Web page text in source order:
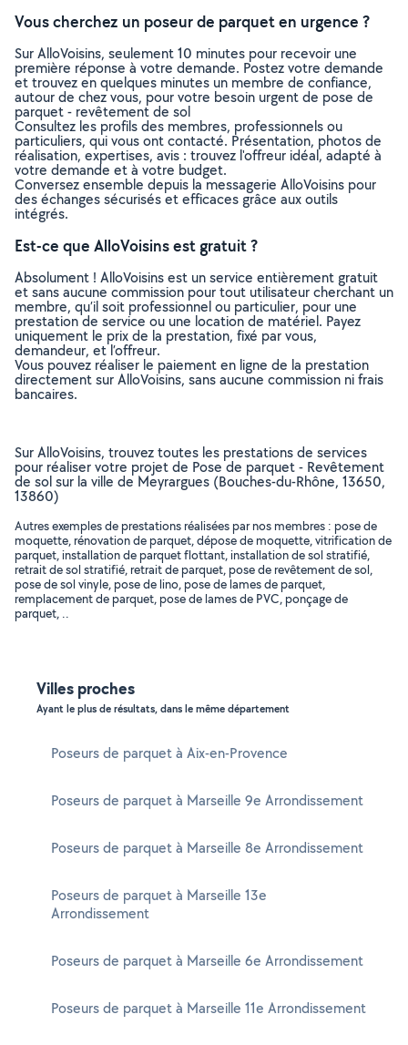
Vous cherchez un poseur de parquet en urgence ?
Sur AlloVoisins, seulement 10 minutes pour recevoir une
première réponse à votre demande. Postez votre demande
et trouvez en quelques minutes un membre de confiance,
autour de chez vous, pour votre besoin urgent de pose de
parquet - revêtement de sol
Consultez les profils des membres, professionnels ou
particuliers, qui vous ont contacté. Présentation, photos de
réalisation, expertises, avis : trouvez l'offreur idéal, adapté à
votre demande et à votre budget.
Conversez ensemble depuis la messagerie AlloVoisins pour
des échanges sécurisés et efficaces grâce aux outils
intégrés.
Est-ce que AlloVoisins est gratuit ?
Absolument ! AlloVoisins est un service entièrement gratuit
et sans aucune commission pour tout utilisateur cherchant un
membre, qu’il soit professionnel ou particulier, pour une
prestation de service ou une location de matériel. Payez
uniquement le prix de la prestation, fixé par vous,
demandeur, et l’offreur.
Vous pouvez réaliser le paiement en ligne de la prestation
directement sur AlloVoisins, sans aucune commission ni frais
bancaires.
Sur AlloVoisins, trouvez toutes les prestations de services
pour réaliser votre projet de Pose de parquet - Revêtement
de sol sur la ville de Meyrargues (Bouches-du-Rhône, 13650,
13860)
Autres exemples de prestations réalisées par nos membres : pose de
moquette, rénovation de parquet, dépose de moquette, vitrification de
parquet, installation de parquet flottant, installation de sol stratifié,
retrait de sol stratifié, retrait de parquet, pose de revêtement de sol,
pose de sol vinyle, pose de lino, pose de lames de parquet,
remplacement de parquet, pose de lames de PVC, ponçage de
parquet, ..
Villes proches
Ayant le plus de résultats, dans le même département
Poseurs de parquet à Aix-en-Provence
Poseurs de parquet à Marseille 9e Arrondissement
Poseurs de parquet à Marseille 8e Arrondissement
Poseurs de parquet à Marseille 13e
Arrondissement
Poseurs de parquet à Marseille 6e Arrondissement
Poseurs de parquet à Marseille 11e Arrondissement